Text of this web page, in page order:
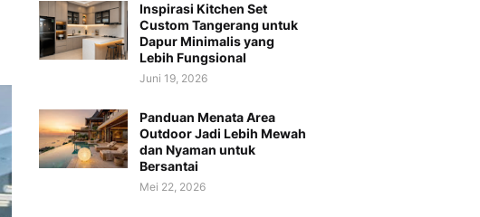
Inspirasi Kitchen Set
Custom Tangerang untuk
Dapur Minimalis yang
Lebih Fungsional
Juni 19, 2026
Panduan Menata Area
Outdoor Jadi Lebih Mewah
dan Nyaman untuk
Bersantai
Mei 22, 2026